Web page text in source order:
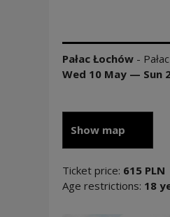
Pałac Łochów -
Wed 10 May — Sun
Show map
Ticket price: 615 PLN
Age restrictions: 18